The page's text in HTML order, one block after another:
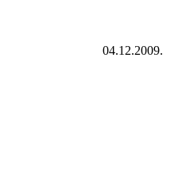
04.12.2009.